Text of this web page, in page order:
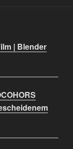
| Blender